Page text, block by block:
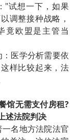
"试想一下，如果
调整接种战略，
竟欧盟是主管当
医学分析需要依
样比较起来，法
馆无需支付房租?
述法院判决
名地方法院法官